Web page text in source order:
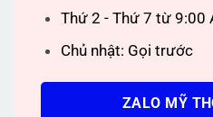
Thứ 2 - Thứ 7 từ 9:00
Chủ nhật: Gọi trước
ZALO MỸ